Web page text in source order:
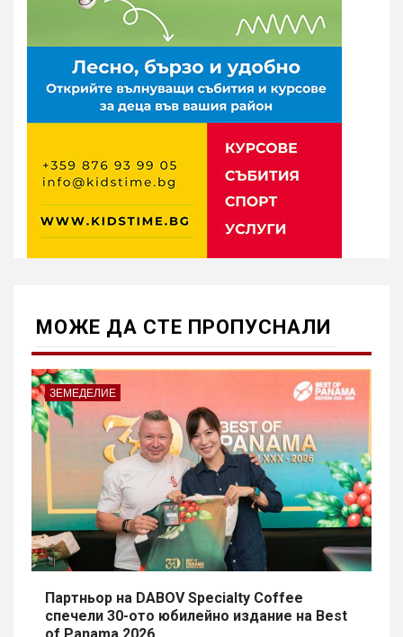
МОЖE ДА СТЕ ПРОПУСНАЛИ
ЗЕМЕДЕЛИЕ
Партньор на DABOV Specialty Coffee
спечели 30-ото юбилейно издание на Best